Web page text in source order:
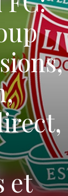
et